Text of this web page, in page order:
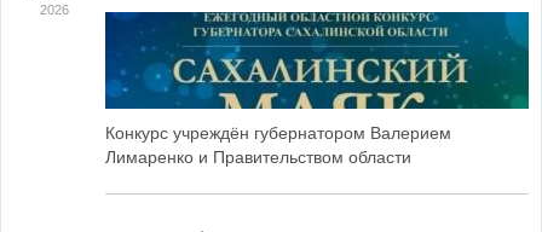
2026
Конкурс учреждён губернатором Валерием
Лимаренко и Правительством области